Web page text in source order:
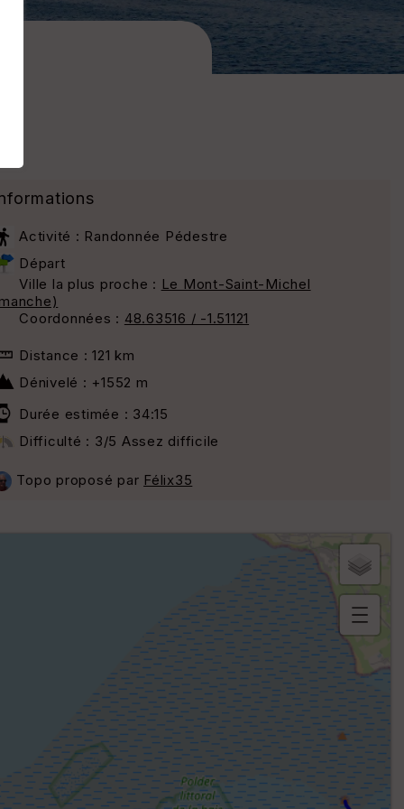
Activité : Randonnée Pédestre
Départ
Ville la plus proche : Le Mont-Saint-Michel
Coordonnées : 48.63516 / -1.51121
Distance : 121 km
Dénivelé : +1552 m
Durée estimée : 34:15
Difficulté : 3/5 Assez difficile
Topo proposé par Félix35
or
n
e
ki
m
ét
ri